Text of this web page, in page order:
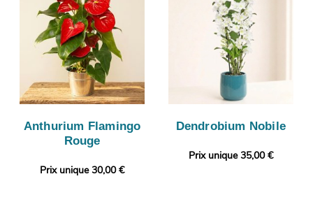
Anthurium Flamingo
Rouge
Prix unique 30,00 €
Dendrobium Nobile
Prix unique 35,00 €